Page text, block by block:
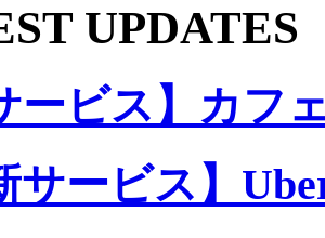
UPDATES
ービス】カフ
サービス】